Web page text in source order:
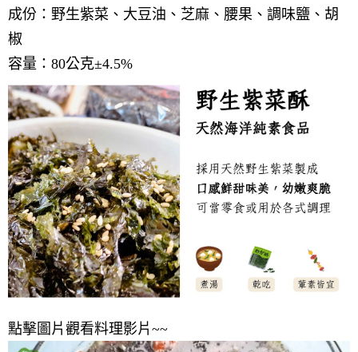
成份：野生紫菜、大豆油、芝麻、腰果、調味鹽、胡
椒
容量：80公克±4.5%
點擊圖片觀看料理影片~~